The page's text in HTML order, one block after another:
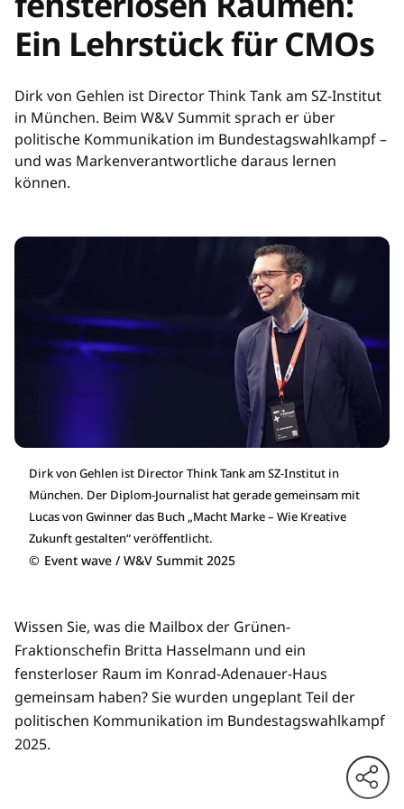
Ein Lehrstück für CMOs
Dirk von Gehlen ist Director Think Tank am SZ-Institut
in München. Beim W&V Summit sprach er über
politische Kommunikation im Bundestagswahlkampf –
und was Markenverantwortliche daraus lernen
können.
Dirk von Gehlen ist Director Think Tank am SZ-Institut in
München. Der Diplom-Journalist hat gerade gemeinsam mit
Lucas von Gwinner das Buch „Macht Marke – Wie Kreative
Zukunft gestalten“ veröffentlicht.
© Event wave / W&V Summit 2025
Wissen Sie, was die Mailbox der Grünen-
Fraktionschefin Britta Hasselmann und ein
fensterloser Raum im Konrad-Adenauer-Haus
gemeinsam haben? Sie wurden ungeplant Teil der
politischen Kommunikation im Bundestagswahlkampf
2025.